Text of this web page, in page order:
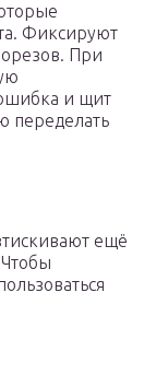
Фиксируют
При
и щит
переделать
ещё